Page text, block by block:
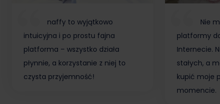
naffy to wyjątkowo
intuicyjna i po prostu fajna
platforma – wszystko działa
płynnie, a korzystanie z niej to
czysta przyjemność!
Nie
platformy
Internecie.
stałych, a
kupić moje
momencie.